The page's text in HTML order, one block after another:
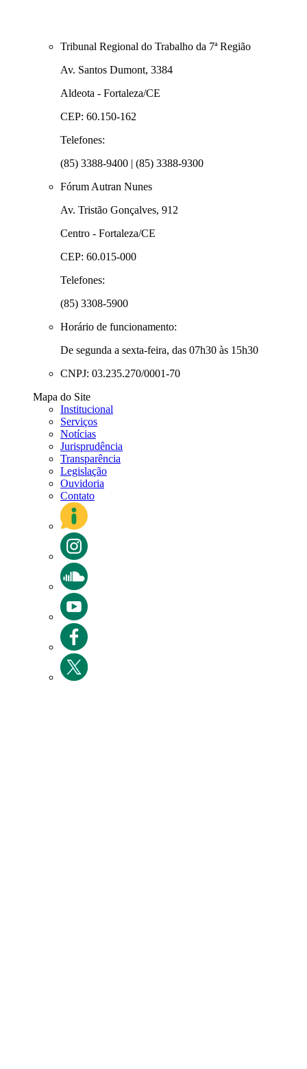
Tribunal Regional do Trabalho da 7ª Região
Av. Santos Dumont, 3384
Aldeota - Fortaleza/CE
CEP: 60.150-162
Telefones:
(85) 3388-9400 | (85) 3388-9300
Fórum Autran Nunes
Av. Tristão Gonçalves, 912
Centro - Fortaleza/CE
CEP: 60.015-000
Telefones:
(85) 3308-5900
Horário de funcionamento:
De segunda a sexta-feira, das 07h30 às 15h30
CNPJ: 03.235.270/0001-70
Mapa do Site
Institucional
Serviços
Notícias
Jurisprudência
Transparência
Legislação
Ouvidoria
Contato